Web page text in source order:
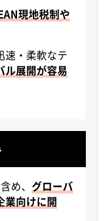
現地税制や
速・柔軟なテ
ル展開が容易
め、グローバ
業向けに開